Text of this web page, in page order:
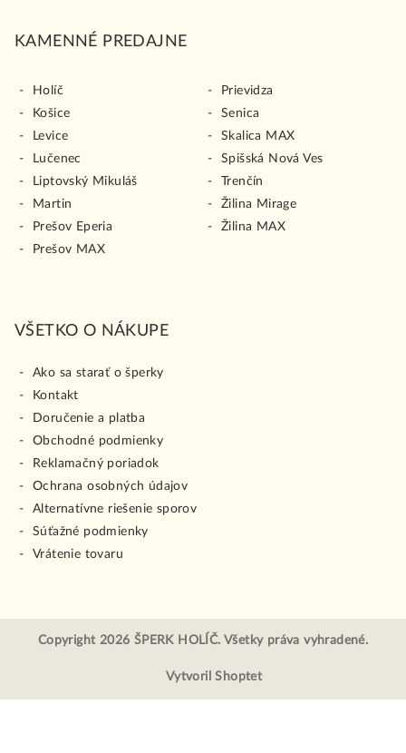
KAMENNÉ PREDAJNE
Holíč
Košice
Levice
Lučenec
Liptovský Mikuláš
Martin
Prešov Eperia
Prešov MAX
Prievidza
Senica
Skalica MAX
Spišská Nová Ves
Trenčín
Žilina Mirage
Žilina MAX
VŠETKO O NÁKUPE
Ako sa starať o šperky
Kontakt
Doručenie a platba
Obchodné podmienky
Reklamačný poriadok
Ochrana osobných údajov
Alternatívne riešenie sporov
Súťažné podmienky
Vrátenie tovaru
Copyright 2026 ŠPERK HOLÍČ. Všetky práva vyhradené.
Vytvoril Shoptet